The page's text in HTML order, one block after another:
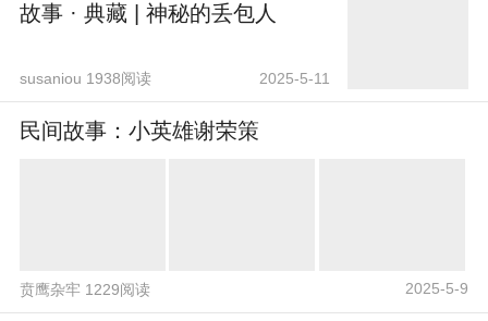
故事 · 典藏 | 神秘的丢包人
susaniou 1938阅读 2025-5-11
民间故事：小英雄谢荣策
贲鹰杂牢 1229阅读 2025-5-9